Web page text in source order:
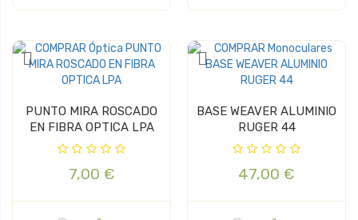
PUNTO MIRA ROSCADO
EN FIBRA OPTICA LPA
7,00 €
BASE WEAVER ALUMINIO
RUGER 44
47,00 €